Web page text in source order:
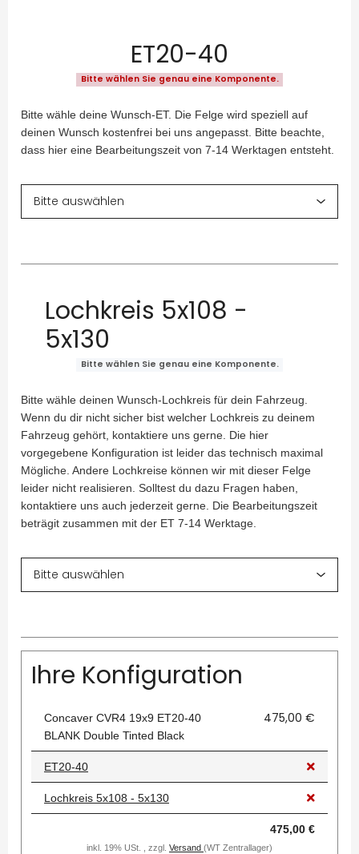
ET20-40
Bitte wählen Sie genau eine Komponente.
Bitte wähle deine Wunsch-ET. Die Felge wird speziell auf
deinen Wunsch kostenfrei bei uns angepasst. Bitte beachte,
dass hier eine Bearbeitungszeit von 7-14 Werktagen entsteht.
Lochkreis 5x108 -
5x130
Bitte wählen Sie genau eine Komponente.
Bitte wähle deinen Wunsch-Lochkreis für dein Fahrzeug.
Wenn du dir nicht sicher bist welcher Lochkreis zu deinem
Fahrzeug gehört, kontaktiere uns gerne. Die hier
vorgegebene Konfiguration ist leider das technisch maximal
Mögliche. Andere Lochkreise können wir mit dieser Felge
leider nicht realisieren. Solltest du dazu Fragen haben,
kontaktiere uns auch jederzeit gerne. Die Bearbeitungszeit
beträgit zusammen mit der ET 7-14 Werktage.
Ihre Konfiguration
Concaver CVR4 19x9 ET20-40
BLANK Double Tinted Black
475,00 €
ET20-40
Lochkreis 5x108 - 5x130
475,00 €
inkl. 19% USt. , zzgl. Versand (WT Zentrallager)